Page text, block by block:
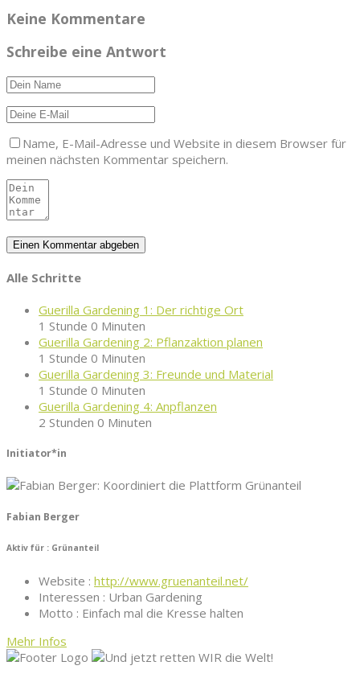
Keine Kommentare
Schreibe eine Antwort
Name, E-Mail-Adresse und Website in diesem Browser für
meinen nächsten Kommentar speichern.
Alle Schritte
Guerilla Gardening 1: Der richtige Ort
1 Stunde 0 Minuten
Guerilla Gardening 2: Pflanzaktion planen
1 Stunde 0 Minuten
Guerilla Gardening 3: Freunde und Material
1 Stunde 0 Minuten
Guerilla Gardening 4: Anpflanzen
2 Stunden 0 Minuten
Initiator*in
Fabian Berger
Aktiv für : Grünanteil
Website : http://www.gruenanteil.net/
Interessen : Urban Gardening
Motto : Einfach mal die Kresse halten
Mehr Infos